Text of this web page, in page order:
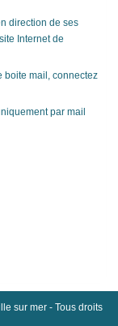
direction de ses
Internet de
boite mail, connectez
par mail
sur mer - Tous droits